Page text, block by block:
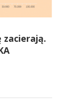
zacierają.